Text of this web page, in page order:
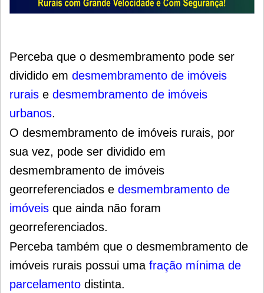
Perceba que o desmembramento pode ser
dividido em desmembramento de imóveis
rurais e desmembramento de imóveis
urbanos.
O desmembramento de imóveis rurais, por
sua vez, pode ser dividido em
desmembramento de imóveis
georreferenciados e desmembramento de
imóveis que ainda não foram
georreferenciados.
Perceba também que o desmembramento de
imóveis rurais possui uma fração mínima de
parcelamento distinta.